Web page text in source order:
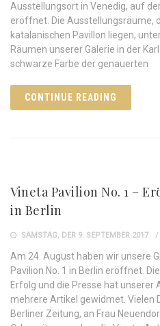
Ausstellungsort in Venedig, auf
eröffnet. Die Ausstellungsräume,
katalanischen Pavillon liegen,
Räumen unserer Galerie in der
schwarze Farbe der genauerten
CONTINUE READING
Vineta Pavilion No. 1 –
in Berlin
SAMSTAG, DER 9. SEPTEMBER 2017
Am 24. August haben wir unsere
Pavilion No. 1 in Berlin eröffnet.
Erfolg und die Presse hat unserer
mehrere Artikel gewidmet. Vielen
Berliner Zeitung, an Frau